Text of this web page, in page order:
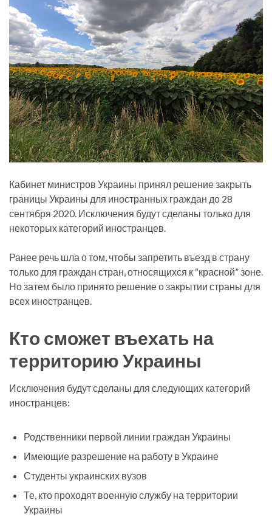
Кабинет министров Украины принял решение закрыть
границы Украины для иностранных граждан до 28
сентября 2020. Исключения будут сделаны только для
некоторых категорий иностранцев.
Ранее речь шла о том, чтобы запретить въезд в страну
только для граждан стран, относящихся к “красной” зоне.
Но затем было принято решение о закрытии страны для
всех иностранцев.
Кто сможет въехать на
территорию Украины
Исключения будут сделаны для следующих категорий
иностранцев:
Родственники первой линии граждан Украины
Имеющие разрешение на работу в Украине
Студенты украинских вузов
Те, кто проходят военную службу на территории
Украины